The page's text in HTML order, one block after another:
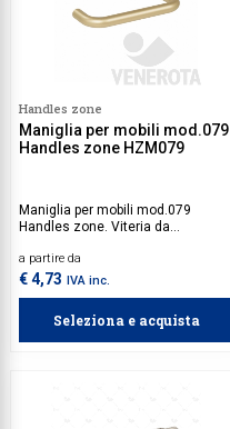
Handles zone
Maniglia per mobili mod.079
Handles zone HZM079
Maniglia per mobili mod.079
Handles zone. Viteria da
a partire da
€ 4,73 IVA inc.
Seleziona e acquista